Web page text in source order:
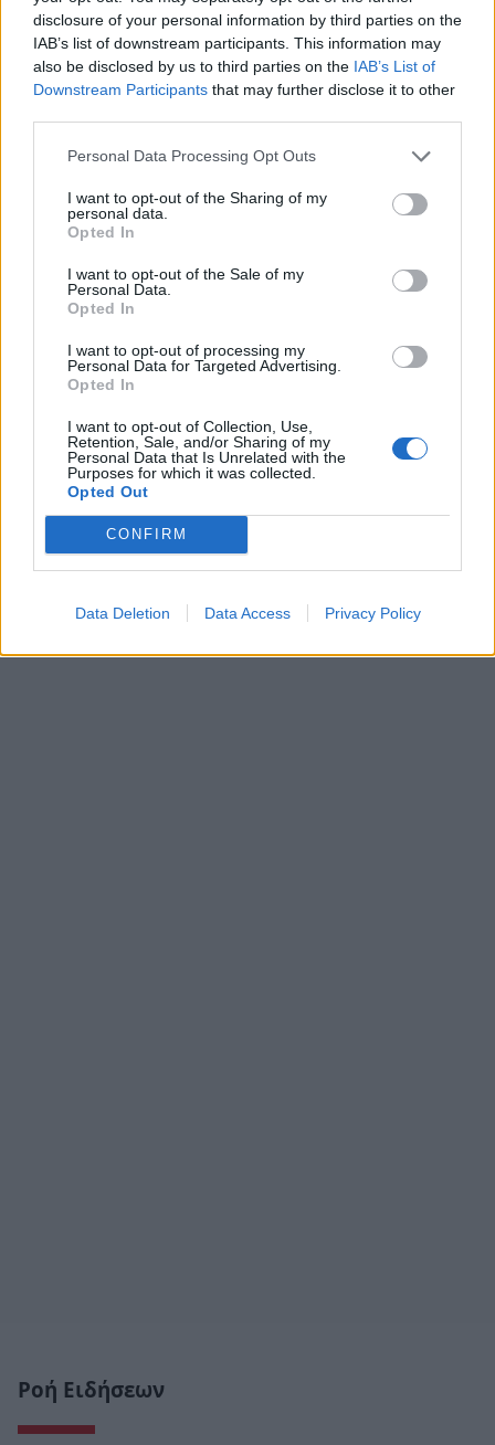
disclosure of your personal information by third parties on the
IAB’s list of downstream participants. This information may
also be disclosed by us to third parties on the IAB’s List of
Downstream Participants that may further disclose it to other
Personal Data Processing Opt Outs
I want to opt-out of the Sharing of my
personal data.
Opted In
I want to opt-out of the Sale of my
Personal Data.
Opted In
I want to opt-out of processing my
Personal Data for Targeted Advertising.
Opted In
I want to opt-out of Collection, Use,
Retention, Sale, and/or Sharing of my
Personal Data that Is Unrelated with the
Purposes for which it was collected.
Opted Out
CONFIRM
Data Deletion Data Access Privacy Policy
τάζει προεκλογικά τη δημιουργία παρατηρητηρίου
αγροτών, προώθηση των προϊόντων, δίκτυα
διακίνησης της παραγωγής, υπεράσπιση των
Έγιναν όλοι μνημονιακοί ψηφοφόροι. Εκτός
πραγματικότητας.
Κουράστηκα να ακούω ότι η αγορά της Σπάρτης
στηρίζεται στην αγροτιά και στα χωριά.
Θλίβομαι όχι τόσο για την κατάσταση στην οποία
φθάσαμε οι αγρότες - εμείς θα αντέξουμε - όσο για
όλους εκείνους που μας εκμεταλλεύτηκαν. Δεν τους
αξίζει ούτε η αγανακτησή μου.
Ευχαριστώ για τη δημοσίευση
Ροή Ειδήσεων